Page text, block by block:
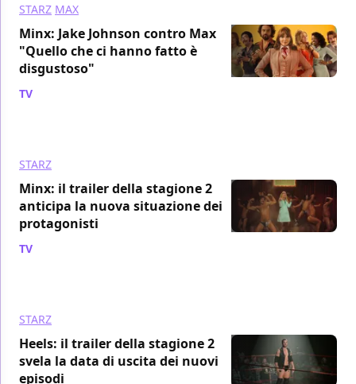
STARZ MAX
Minx: Jake Johnson contro Max
"Quello che ci hanno fatto è
disgustoso"
TV
STARZ
Minx: il trailer della stagione 2
anticipa la nuova situazione dei
protagonisti
TV
STARZ
Heels: il trailer della stagione 2
svela la data di uscita dei nuovi
episodi